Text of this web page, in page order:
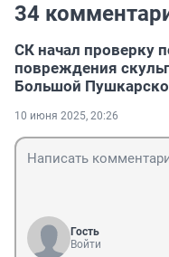
34
СК начал проверку
повреждения
Большой
10 июня 2025, 20:26
Гость
Войти